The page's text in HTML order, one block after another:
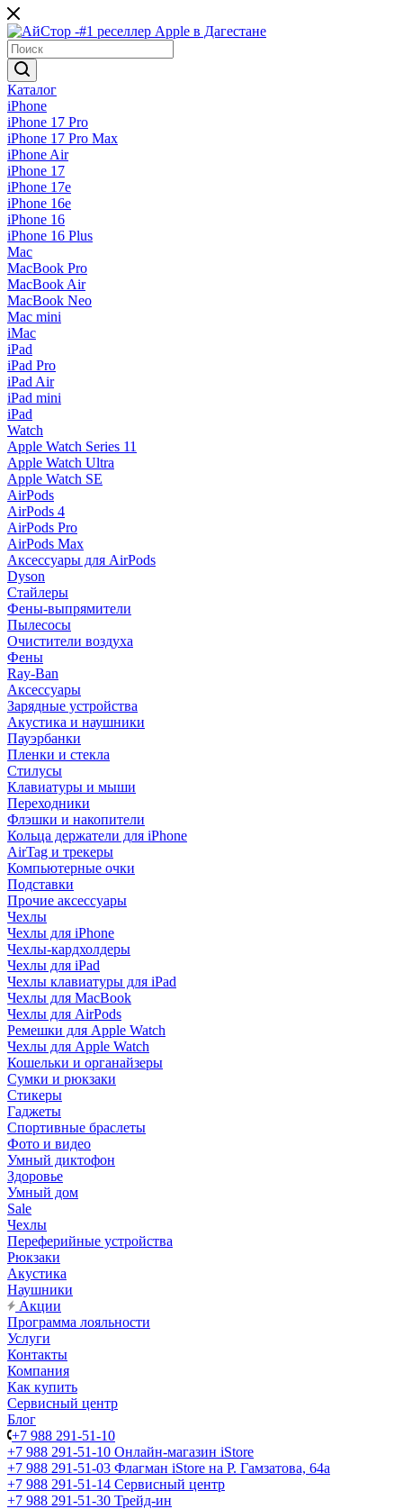
Каталог
iPhone
iPhone 17 Pro
iPhone 17 Pro Max
iPhone Air
iPhone 17
iPhone 17e
iPhone 16e
iPhone 16
iPhone 16 Plus
Mac
MacBook Pro
MacBook Air
MacBook Neo
Mac mini
iMac
iPad
iPad Pro
iPad Air
iPad mini
iPad
Watch
Apple Watch Series 11
Apple Watch Ultra
Apple Watch SE
AirPods
AirPods 4
AirPods Pro
AirPods Max
Аксессуары для AirPods
Dyson
Стайлеры
Фены-выпрямители
Пылесосы
Очистители воздуха
Фены
Ray-Ban
Аксессуары
Зарядные устройства
Акустика и наушники
Пауэрбанки
Пленки и стекла
Стилусы
Клавиатуры и мыши
Переходники
Флэшки и накопители
Кольца держатели для iPhone
AirTag и трекеры
Компьютерные очки
Подставки
Прочие аксессуары
Чехлы
Чехлы для iPhone
Чехлы-кардхолдеры
Чехлы для iPad
Чехлы клавиатуры для iPad
Чехлы для MacBook
Чехлы для AirPods
Ремешки для Apple Watch
Чехлы для Apple Watch
Кошельки и органайзеры
Сумки и рюкзаки
Стикеры
Гаджеты
Спортивные браслеты
Фото и видео
Умный диктофон
Здоровье
Умный дом
Sale
Чехлы
Переферийные устройства
Рюкзаки
Акустика
Наушники
Акции
Программа лояльности
Услуги
Контакты
Компания
Как купить
Сервисный центр
Блог
+7 988 291-51-10
+7 988 291-51-10 Онлайн-магазин iStore
+7 988 291-51-03 Флагман iStore на Р. Гамзатова, 64а
+7 988 291-51-14 Сервисный центр
+7 988 291-51-30 Трейд-ин